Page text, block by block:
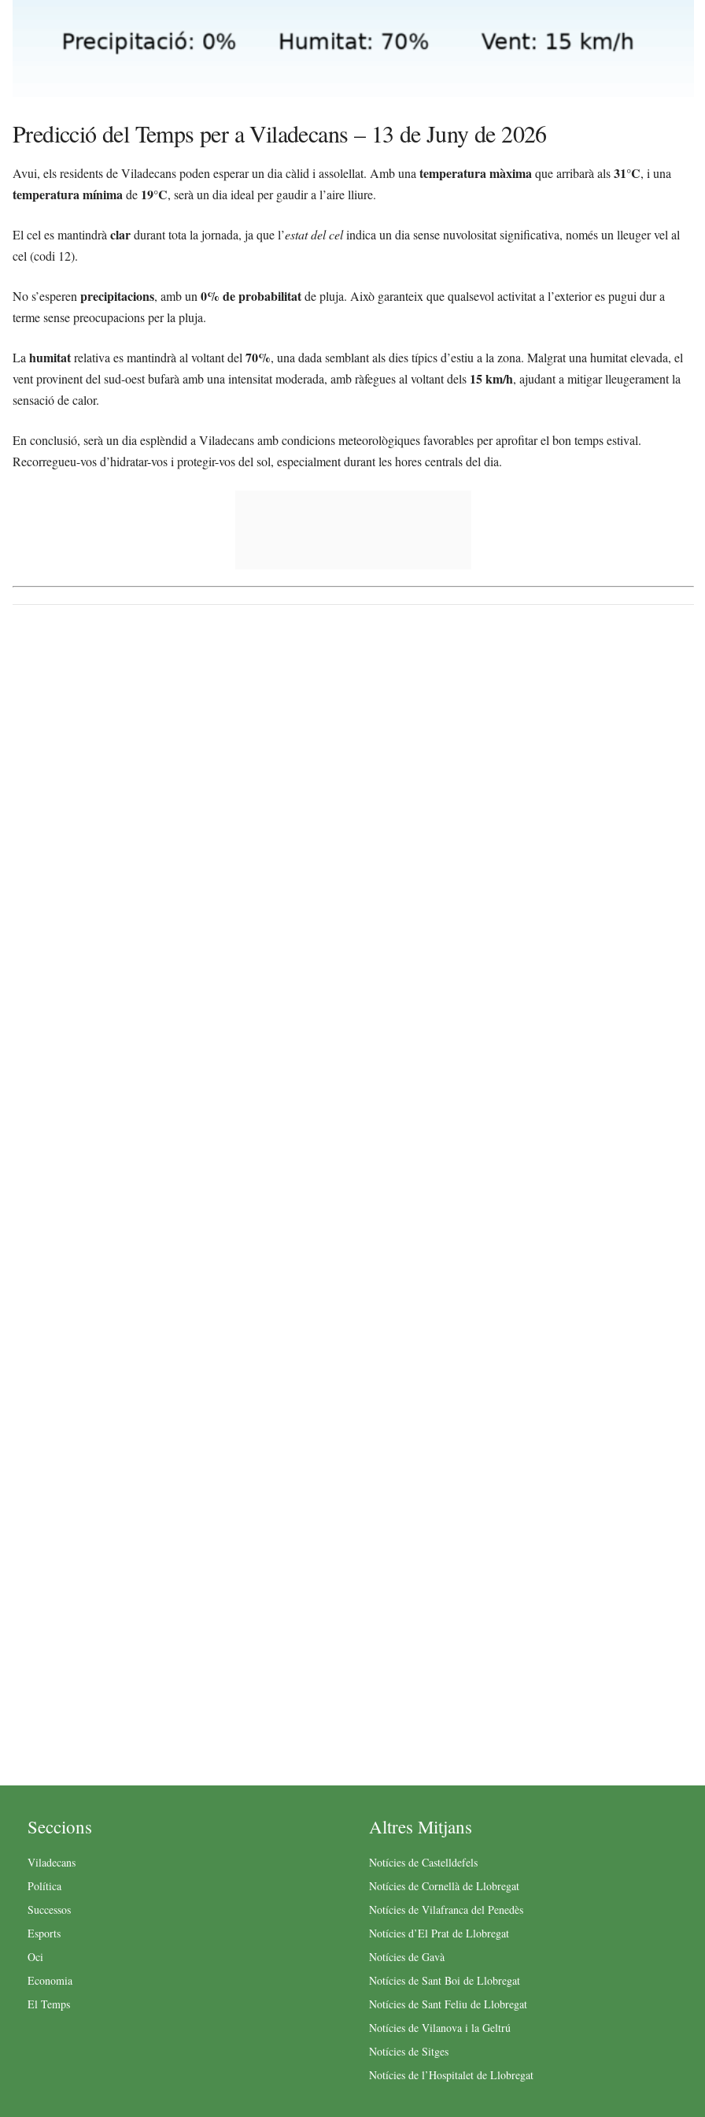
Predicció del Temps per a Viladecans – 13 de Juny de 2026
Avui, els residents de Viladecans poden esperar un dia càlid i assolellat. Amb una temperatura màximaque arribarà als31°C, i una
temperatura mínimade 19°C, serà un dia ideal per gaudir a l’aire lliure.
El cel es mantindrà clardurant tota la jornada, ja que l’estat del celindica un dia sense nuvolositat significativa, només un lleuger vel al
cel (codi 12).
No s’esperen precipitacions, amb un 0% de probabilitatde pluja. Això garanteix que qualsevol activitat a l’exterior es pugui dur a
terme sense preocupacions per la pluja.
La humitatrelativa es mantindrà al voltant del 70%, una dada semblant als dies típics d’estiu a la zona. Malgrat una humitat elevada, el
vent provinent del sud-oest bufarà amb una intensitat moderada, amb ràfegues al voltant dels 15 km/h, ajudant a mitigar lleugerament la
sensació de calor.
En conclusió, serà un dia esplèndid a Viladecans amb condicions meteorològiques favorables per aprofitar el bon temps estival.
Recorregueu-vos d’hidratar-vos i protegir-vos del sol, especialment durant les hores centrals del dia.
Seccions
Viladecans
Política
Successos
Esports
Oci
Economia
El Temps
Altres Mitjans
Notícies de Castelldefels
Notícies de Cornellà de Llobregat
Notícies de Vilafranca del Penedès
Notícies d’El Prat de Llobregat
Notícies de Gavà
Notícies de Sant Boi de Llobregat
Notícies de Sant Feliu de Llobregat
Notícies de Vilanova i la Geltrú
Notícies de Sitges
Notícies de l’Hospitalet de Llobregat